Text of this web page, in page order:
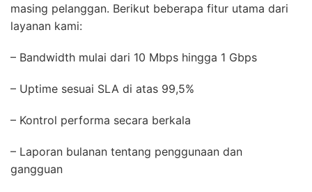
masing pelanggan. Berikut beberapa fitur utama dari
layanan kami:
– Bandwidth mulai dari 10 Mbps hingga 1 Gbps
– Uptime sesuai SLA di atas 99,5%
– Kontrol performa secara berkala
– Laporan bulanan tentang penggunaan dan
gangguan